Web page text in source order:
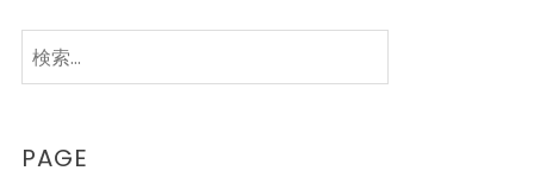
検
索:
PAGE